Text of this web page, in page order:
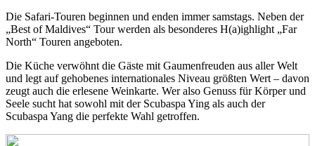
Die Safari-Touren beginnen und enden immer samstags. Neben der
„Best of Maldives“ Tour werden als besonderes H(a)ighlight „Far
North“ Touren angeboten.
Die Küche verwöhnt die Gäste mit Gaumenfreuden aus aller Welt
und legt auf gehobenes internationales Niveau größten Wert – davon
zeugt auch die erlesene Weinkarte. Wer also Genuss für Körper und
Seele sucht hat sowohl mit der Scubaspa Ying als auch der
Scubaspa Yang die perfekte Wahl getroffen.